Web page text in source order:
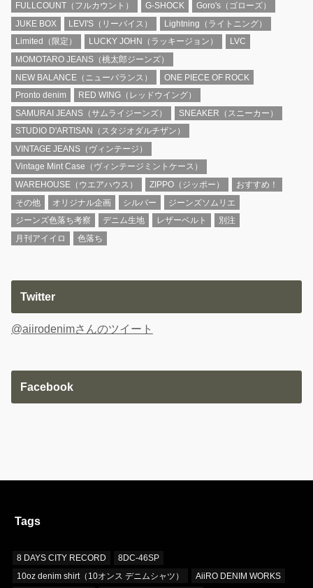
FULLCOUNT（フルカウント）
G-SHOCK
Goro's（ゴローズ）
JUKE BOX
LEVI'S（リーバイス）
Lightning（ライトニング）
Limited（限定）
LUCKY JOHN（ラッキージョン）
LVC
MOMOTARO JEANS（桃太郎ジーンズ）
NEW BALANCE（ニューバランス）
ONE PIECE OF ROCK
Pronto denim
RED WING（レッドウイング）
SAMURAI JEANS（サムライジーンズ）
SNEAKER（スニーカー）
STUDIO D'ARTISAN（スタジオダルチザン）
VINTAGE JEANS（ヴィンテージ）
Vintage Mint Case（ヴィンテージミントケース）
WAREHOUSE（ウエアハウス）
ZIPPO（ジッポー）
おすすめ！
その他
オリジナル企画 シルバー
ジーンズソムリエ
ジーンズ色落ち考察
デニム生地 レザーベルト
別注
月刊アイイロ
色落ち
Twitter
@aiirodenimさんのツイート
Facebook
Tags
8 DAYS CITY RECORD
8DC-46SP
10oz denim shirt（10オンス デニムシャツ）
AiiRO DENIM WORKS